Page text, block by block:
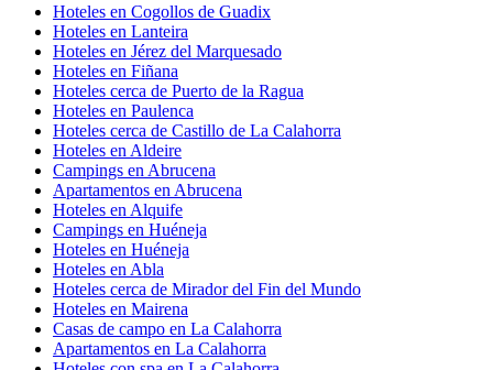
Hoteles en Cogollos de Guadix
Hoteles en Lanteira
Hoteles en Jérez del Marquesado
Hoteles en Fiñana
Hoteles cerca de Puerto de la Ragua
Hoteles en Paulenca
Hoteles cerca de Castillo de La Calahorra
Hoteles en Aldeire
Campings en Abrucena
Apartamentos en Abrucena
Hoteles en Alquife
Campings en Huéneja
Hoteles en Huéneja
Hoteles en Abla
Hoteles cerca de Mirador del Fin del Mundo
Hoteles en Mairena
Casas de campo en La Calahorra
Apartamentos en La Calahorra